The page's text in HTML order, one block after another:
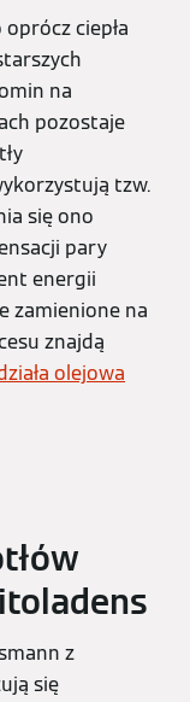
ciepła
na
pozostaje
tzw.
się ono
pary
energii
zamienione na
znajdą
olejowa
z
się